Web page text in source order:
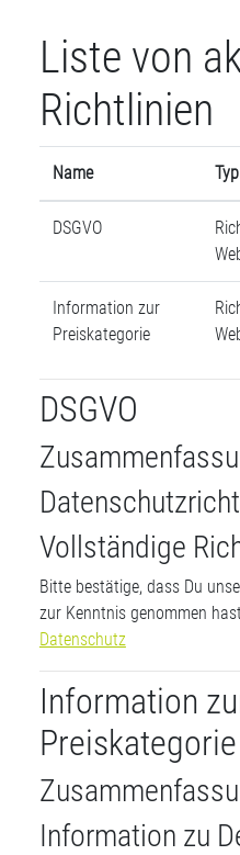
Liste von
Richtlinien
Name Typ
DSGVO
Information zur
Preiskategorie
DSGVO
Vollständige
Bitte bestätige, dass Du
zur Kenntnis genommen
Datenschutz
Information
Preiskategorie
Information zu